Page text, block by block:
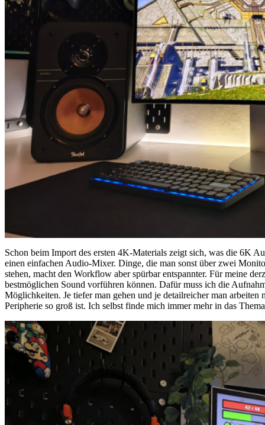
Schon beim Import des ersten 4K-Materials zeigt sich, was die 6K
einen einfachen Audio-Mixer. Dinge, die man sonst über zwei
stehen, macht den Workflow aber spürbar entspannter. Für meine
bestmöglichen Sound vorführen können. Dafür muss ich die
Möglichkeiten. Je tiefer man gehen und je detailreicher man
Peripherie so groß ist. Ich selbst finde mich immer mehr in das